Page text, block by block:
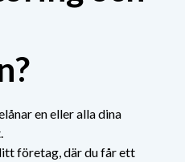
en eller alla dina
företag, där du får ett